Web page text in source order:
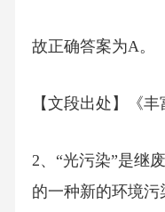
故正确答案为A。
【文段出处】《
2、“光污染”是继
的一种新的环境污